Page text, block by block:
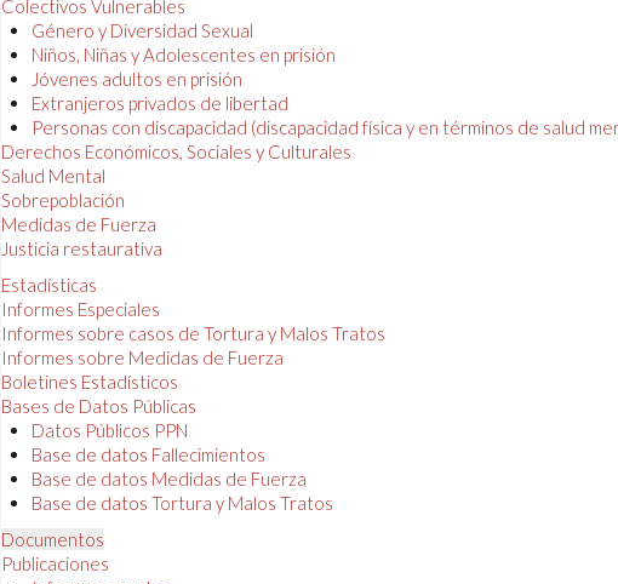
Colectivos Vulnerables
Género y Diversidad Sexual
Niños, Niñas y Adolescentes en prisión
Jóvenes adultos en prisión
Extranjeros privados de libertad
Personas con discapacidad (discapacidad física y en términos de salud
Derechos Económicos, Sociales y Culturales
Salud Mental
Sobrepoblación
Medidas de Fuerza
Justicia restaurativa
Estadísticas
Informes Especiales
Informes sobre casos de Tortura y Malos Tratos
Informes sobre Medidas de Fuerza
Boletines Estadísticos
Bases de Datos Públicas
Datos Públicos PPN
Base de datos Fallecimientos
Base de datos Medidas de Fuerza
Base de datos Tortura y Malos Tratos
Documentos
Publicaciones